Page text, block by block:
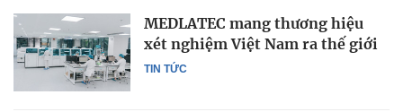
TIN TỨC
MEDLATEC mang thương hiệu
xét nghiệm Việt Nam ra thế giới